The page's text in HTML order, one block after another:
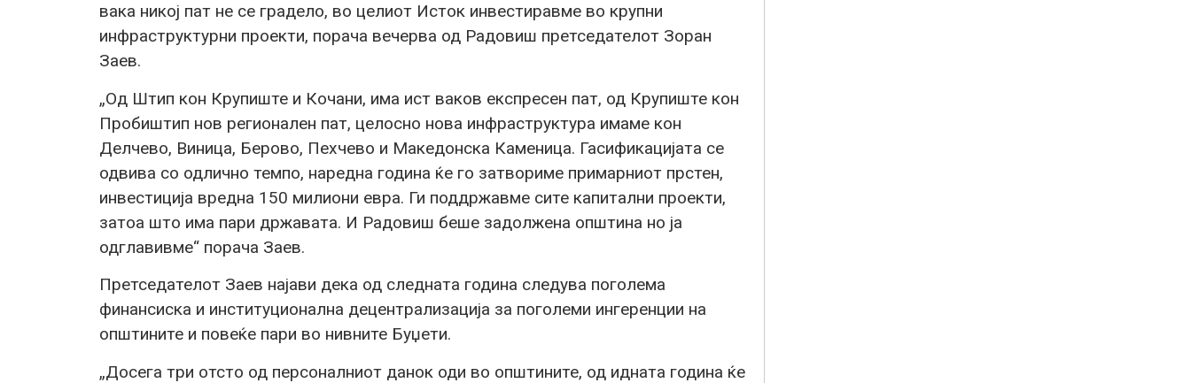
вака никој пат не се градело, во целиот Исток инвестиравме во крупни
инфраструктурни проекти, порача вечерва од Радовиш претседателот Зоран
Заев.
„Од Штип кон Крупиште и Кочани, има ист ваков експресен пат, од Крупиште кон
Пробиштип нов регионален пат, целосно нова инфраструктура имаме кон
Делчево, Виница, Берово, Пехчево и Македонска Каменица. Гасификацијата се
одвива со одлично темпо, наредна година ќе го затвориме примарниот прстен,
инвестиција вредна 150 милиони евра. Ги поддржавме сите капитални проекти,
затоа што има пари државата. И Радовиш беше задолжена општина но ја
одглавивме“ порача Заев.
Претседателот Заев најави дека од следната година следува поголема
финансиска и институционална децентрализација за поголеми ингеренции на
општините и повеќе пари во нивните Буџети.
„Досега три отсто од персоналниот данок оди во општините, од идната година ќе